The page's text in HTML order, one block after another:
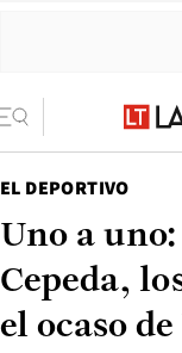
EL DEPORTIVO
Uno a
Cepeda,
el ocaso